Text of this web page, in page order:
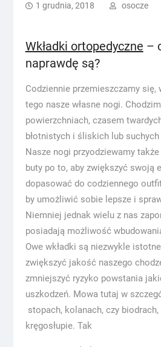
1 grudnia, 2018 osocze
Wkładki ortopedyczne –
naprawdę są?
Codziennie przemieszczamy się,
tego nasze własne nogi.
powierzchniach, czasem
błotnistych i śliskich lub
Nasze nogi przyodziewamy
buty po to, aby zwiększyć swoją
dopasować do codziennego
by umożliwić sobie lepsze i
Niemniej jednak wielu z nas
posiadają możliwość
Owe wkładki są niezwykle
zwiększyć jakość naszego
zmniejszyć ryzyko powstania
uszkodzeń. Mowa tutaj w
stopach, kolanach, czy
kręgosłupie. Tak